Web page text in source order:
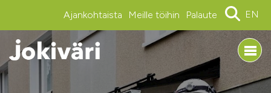
Ajankohtaista Meille töihin Palaute EN